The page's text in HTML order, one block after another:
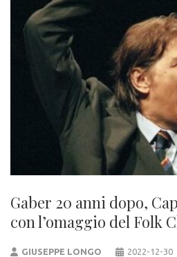
Gaber 20 anni dopo,
con l’omaggio del Folk
GIUSEPPE LONGO 2022-12-30